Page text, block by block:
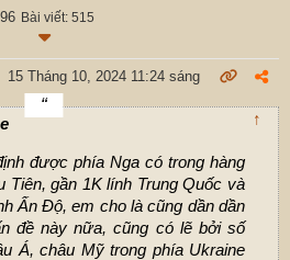
Bài viết: 515
15 Tháng 10, 2024 11:24 sáng
↑
được phía Nga có trong hàng
Tiên, gần 1K lính Trung Quốc và
Ấn Độ, em cho là cũng dần dần
đề này nữa, cũng có lẽ bởi số
Á, châu Mỹ trong phía Ukraine